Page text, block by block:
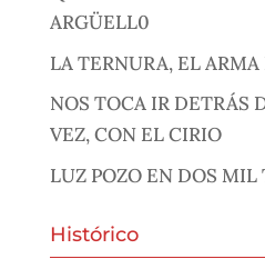
ARGÜELL0
LA TERNURA, EL
NOS TOCA IR DETRÁS
VEZ, CON EL CIRIO
LUZ POZO EN DOS MIL
Histórico